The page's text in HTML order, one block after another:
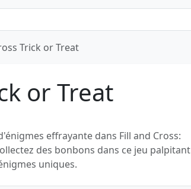
Trick or Treat
or Treat
effrayante dans Fill and Cross:
des bonbons dans ce jeu palpitant
uniques.